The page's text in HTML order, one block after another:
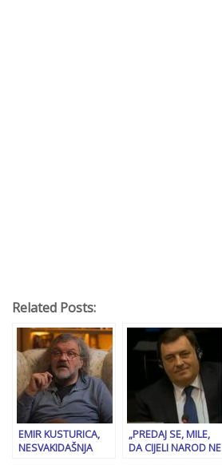
Related Posts:
EMIR KUSTURICA,
NESVAKIDAŠNJA
„PREDAJ SE, MILE,
DA CIJELI NAROD NE